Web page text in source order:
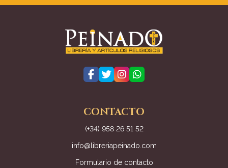
CONTACTO
(+34) 958 26 51 52
info@libreriapeinado.com
Formulario de contacto